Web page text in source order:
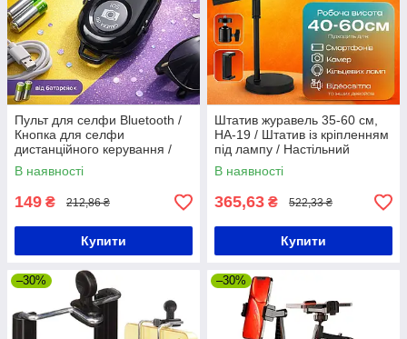
Пульт для селфи Bluetooth /
Кнопка для селфи
дистанційного керування /
Пульт блютуз для селфі
В наявності
149 ₴ 212,86 ₴
Купити
Штатив журавель 35-60 см,
HA-19 / Штатив із кріпленням
під лампу / Настільний
тримач / Стійка для
телефону
В наявності
365,63 ₴ 522,33 ₴
Купити
–30% –30%